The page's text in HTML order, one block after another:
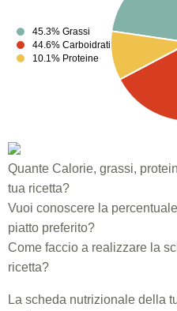
45.3% Grassi
44.6% Carboidrati
10.1% Proteine
Quante Calorie, grassi,
tua ricetta?
Vuoi conoscere la
piatto preferito?
Come faccio a realizzare la
ricetta?
La scheda nutrizionale della